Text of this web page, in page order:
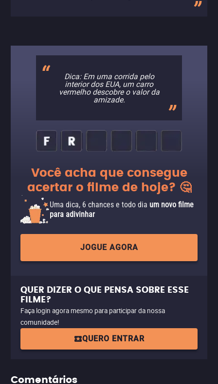
Dica: Em uma corrida pelo
interior dos EUA, um carro
vermelho descobre o valor da
amizade.
Você acha que consegue
acertar o filme de hoje? 🤔
Uma dica, 6 chances e todo dia um novo filme
para adivinhar
JOGUE AGORA
QUER DIZER O QUE PENSA SOBRE ESSE
FILME?
Faça login agora mesmo para participar da nossa
comunidade!
QUERO ENTRAR
Comentários